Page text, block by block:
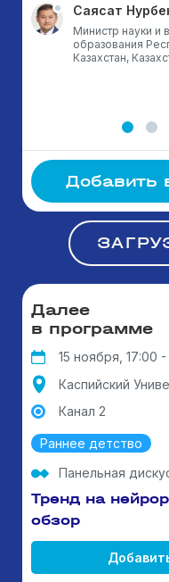
Далее
в программе
15 ноября, 17:00 -
Каспийский
Канал 2
Раннее детство
Панельная
Тренд на
обзор
Саясат
Министр науки и
образования
Казахстан,
Добавить